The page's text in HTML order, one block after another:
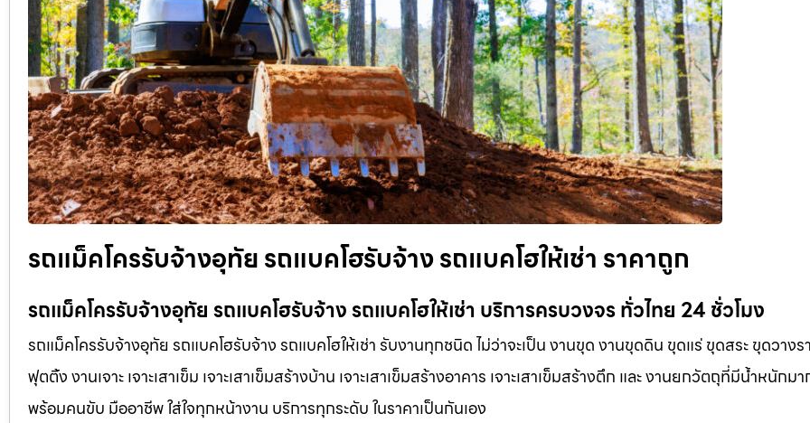
รถแม็คโครรับจ้างอุทัย รถแบคโฮรับจ้าง รถแบคโฮให้เช่า ราคาถูก
รถแม็คโครรับจ้างอุทัย รถแบคโฮรับจ้าง รถแบคโฮให้เช่า บริการครบวงจร ทั่วไทย 24 ชั่วโมง
รถแม็คโครรับจ้างอุทัย รถแบคโฮรับจ้าง รถแบคโฮให้เช่า รับงานทุกชนิด ไม่ว่าจะเป็น งานขุด งานขุดดิน ขุดแร่ ขุดสระ ขุดวาง
ฟุตติ้ง งานเจาะ เจาะเสาเข็ม เจาะเสาเข็มสร้างบ้าน เจาะเสาเข็มสร้างอาคาร เจาะเสาเข็มสร้างตึก และ งานยกวัตถุที่มีน้ำหนักม
พร้อมคนขับ มืออาชีพ ใส่ใจทุกหน้างาน บริการทุกระดับ ในราคาเป็นกันเอง